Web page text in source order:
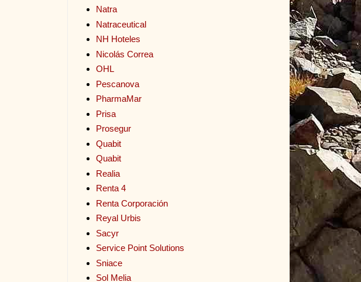
Natra
Natraceutical
NH Hoteles
Nicolás Correa
OHL
Pescanova
PharmaMar
Prisa
Prosegur
Quabit
Quabit
Realia
Renta 4
Renta Corporación
Reyal Urbis
Sacyr
Service Point Solutions
Sniace
Sol Melia